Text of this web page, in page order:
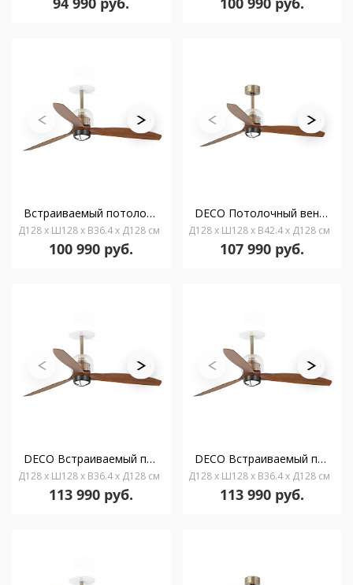
Встраиваемый потолочный вентилятор DECO FAN, цвет состаренное золото/орех, 3000K
Д128 x Ш128 x В36.4 x Д128 см
100 990 руб.
DECO Потолочный вентилятор Ш1280 состаренное золото 3P орех 3000K WCTLB
Д128 x Ш128 x В42.4 x Д128 см
107 990 руб.
DECO Встраиваемый потолочный вентилятор Ш1280 состаренное золото 3P орех 3000K WCTLB
Д128 x Ш128 x В36.4 x Д128 см
113 990 руб.
DECO Встраиваемый потолочный вентилятор Ш1280 состаренное золото 3P орех 3000K WCTLW
Д128 x Ш128 x В36.4 x Д128 см
113 990 руб.